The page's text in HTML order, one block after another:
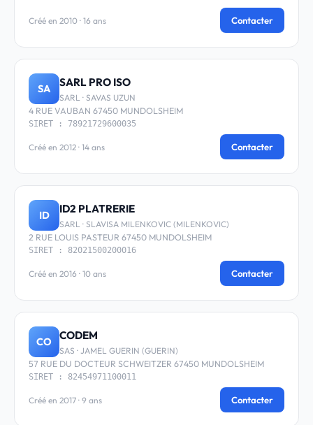
Créé en 2010 · 16 ans Contacter
SA SARL PRO ISO
SARL · SAVAS UZUN
4 RUE VAUBAN 67450 MUNDOLSHEIM
SIRET : 78921729600035
Créé en 2012 · 14 ans Contacter
ID ID2 PLATRERIE
SARL · SLAVISA MILENKOVIC (MILENKOVIC)
2 RUE LOUIS PASTEUR 67450 MUNDOLSHEIM
SIRET : 82021500200016
Créé en 2016 · 10 ans Contacter
CO CODEM
SAS · JAMEL GUERIN (GUERIN)
57 RUE DU DOCTEUR SCHWEITZER 67450 MUNDOLSHEIM
SIRET : 82454971100011
Créé en 2017 · 9 ans Contacter